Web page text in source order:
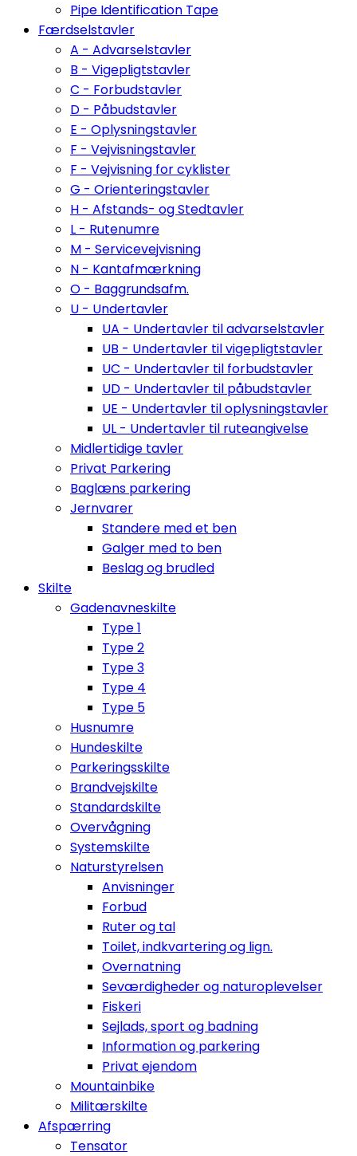
Pipe Identification Tape
Færdselstavler
A - Advarselstavler
B - Vigepligtstavler
C - Forbudstavler
D - Påbudstavler
E - Oplysningstavler
F - Vejvisningstavler
F - Vejvisning for cyklister
G - Orienteringstavler
H - Afstands- og Stedtavler
L - Rutenumre
M - Servicevejvisning
N - Kantafmærkning
O - Baggrundsafm.
U - Undertavler
UA - Undertavler til advarselstavler
UB - Undertavler til vigepligtstavler
UC - Undertavler til forbudstavler
UD - Undertavler til påbudstavler
UE - Undertavler til oplysningstavler
UL - Undertavler til ruteangivelse
Midlertidige tavler
Privat Parkering
Baglæns parkering
Jernvarer
Standere med et ben
Galger med to ben
Beslag og brudled
Skilte
Gadenavneskilte
Type 1
Type 2
Type 3
Type 4
Type 5
Husnumre
Hundeskilte
Parkeringsskilte
Brandvejskilte
Standardskilte
Overvågning
Systemskilte
Naturstyrelsen
Anvisninger
Forbud
Ruter og tal
Toilet, indkvartering og lign.
Overnatning
Seværdigheder og naturoplevelser
Fiskeri
Sejlads, sport og badning
Information og parkering
Privat ejendom
Mountainbike
Militærskilte
Afspærring
Tensator